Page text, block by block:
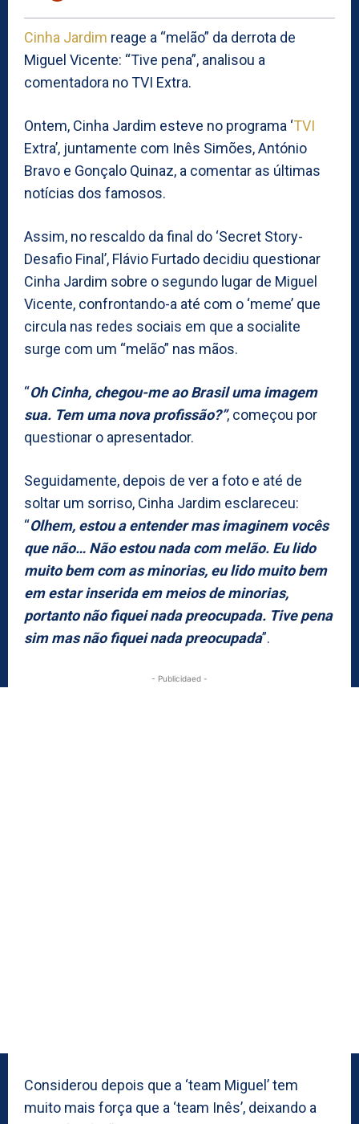
Cinha Jardim reage a “melão” da derrota de
Miguel Vicente: “Tive pena”, analisou a
comentadora no TVI Extra.
Ontem, Cinha Jardim esteve no programa ‘TVI
Extra’, juntamente com Inês Simões, António
Bravo e Gonçalo Quinaz, a comentar as últimas
notícias dos famosos.
Assim, no rescaldo da final do ‘Secret Story-
Desafio Final’, Flávio Furtado decidiu questionar
Cinha Jardim sobre o segundo lugar de Miguel
Vicente, confrontando-a até com o ‘meme’ que
circula nas redes sociais em que a socialite
surge com um “melão” nas mãos.
“Oh Cinha, chegou-me ao Brasil uma imagem
sua. Tem uma nova profissão?”, começou por
questionar o apresentador.
Seguidamente, depois de ver a foto e até de
soltar um sorriso, Cinha Jardim esclareceu:
“Olhem, estou a entender mas imaginem vocês
que não… Não estou nada com melão. Eu lido
muito bem com as minorias, eu lido muito bem
em estar inserida em meios de minorias,
portanto não fiquei nada preocupada. Tive pena
sim mas não fiquei nada preocupada”.
- Publicidaed -
Considerou depois que a ‘team Miguel’ tem
muito mais força que a ‘team Inês’, deixando a